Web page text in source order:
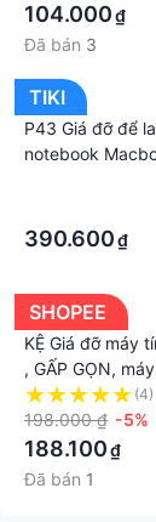
104.000₫
Đã bán 3
TIKI
P43 Giá đỡ để
notebook
390.600₫
SHOPEE
KỆ Giá đỡ máy
, GẤP GỌN,
ipad tab di
ĐỂ laptop stand,
P1 KAKU 552
(4)
198.000 ₫ -5%
188.100₫
Đã bán 1